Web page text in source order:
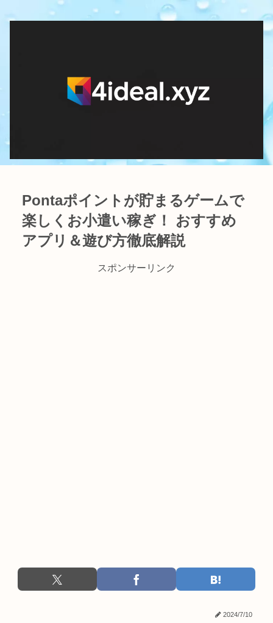
Pontaポイントが貯まるゲームで
楽しくお小遣い稼ぎ！ おすすめ
アプリ＆遊び方徹底解説
スポンサーリンク
2024/7/10